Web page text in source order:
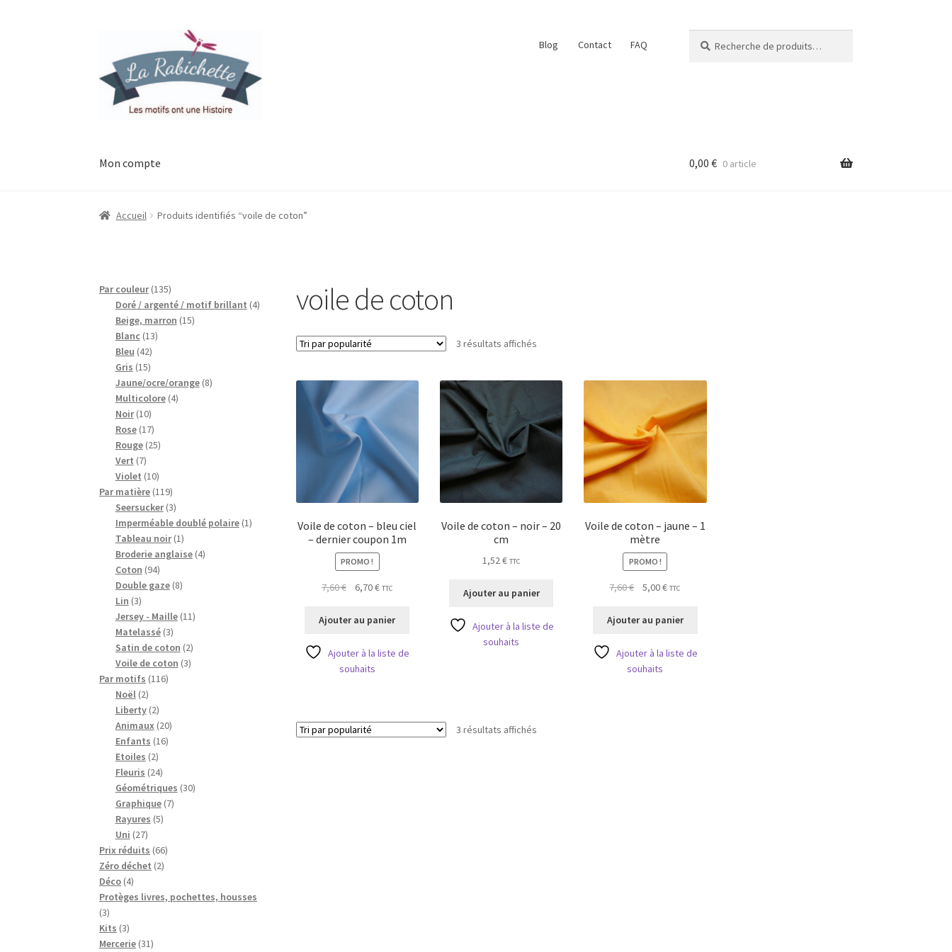
la
navigation
contenu
Blog Contact FAQ
pour :
Mon compte
Accueil Contact Ma liste de souhaits Mon espace
0,00 € 0 article
Accueil Produits identifiés “voile de coton”
voile de coton
3 résultats affichésTrié
Voile de coton – bleu ciel
– dernier coupon 1m
PROMO !
7,60€
Le
initial
7,60 €.
6,70€Le
actuel
6,70 €.
TTC
Ajouter au panier
Ajouter à la liste de
souhaits
Voile de coton – noir – 20
cm
1,52€ TTC
Ajouter au panier
Ajouter à la liste de
souhaits
Voile de coton – jaune – 1
mètre
PROMO !
7,60€
Le
initial
7,60 €.
5,00€Le
actuel
5,00 €.
TTC
Ajouter au panier
Ajouter à la liste de
souhaits
3 résultats affichésTrié
Par couleur 135135
produits
Doré / argenté / motif brillant 44
Beige, marron 1515
Blanc 1313
Bleu 4242
produits
Gris 1515
produits
Jaune/ocre/orange 88
Multicolore 44
Noir 1010
produits
Rose 1717
produits
Rouge 2525
Vert 77
produits
Violet 1010
produits
Par matière 119119
produits
Seersucker 33
produits
Imperméable doublé polaire 11
Tableau noir 11
produit
Broderie anglaise 44
Coton 9494
produits
Double gaze 88
Lin 33
produits
Jersey - Maille 1111
Matelassé 33
produits
Satin de coton 22
produits
Voile de coton 33
Par motifs 116116
Noël 22
produits
Liberty 22
produits
Animaux 2020
Enfants 1616
Etoiles 22
produits
Fleuris 2424
produits
Géométriques 3030
Graphique 77
Rayures 55
Uni 2727
produits
Prix réduits 6666
Zéro déchet 22
Déco 44
produits
Protèges livres, pochettes, housses
33
produits
Kits 33
produits
Mercerie 3131